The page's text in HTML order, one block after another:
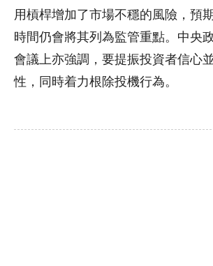
用槓桿增加了市場不穩的風險，預
時間仍會將其列為監管重點。中央
會議上亦強調，要提振投資者信心
性，同時着力根除投機行為。